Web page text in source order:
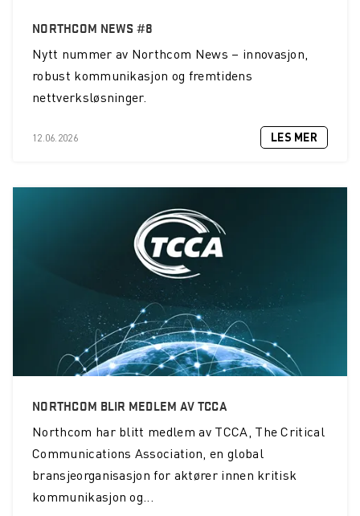
NORTHCOM NEWS #8
Nytt nummer av Northcom News – innovasjon,
robust kommunikasjon og fremtidens
nettverksløsninger.
12.06.2026 LES MER
NORTHCOM BLIR MEDLEM AV TCCA
Northcom har blitt medlem av TCCA, The Critical
Communications Association, en global
bransjeorganisasjon for aktører innen kritisk
kommunikasjon og...